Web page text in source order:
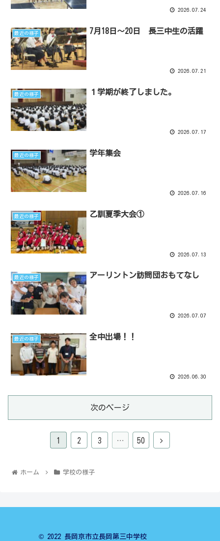
2026.07.24
最近の様子 7月18日～20日 長三中生の活躍
2026.07.21
最近の様子 １学期が終了しました。
2026.07.17
最近の様子 学年集会
2026.07.16
最近の様子 乙訓夏季大会①
2026.07.13
最近の様子 アーリントン訪問団おもてなし
2026.07.07
最近の様子 全中出場！！
2026.06.30
次のページ
1 2 3 … 50
ホーム 学校の様子
© 2022 長岡京市立長岡第三中学校